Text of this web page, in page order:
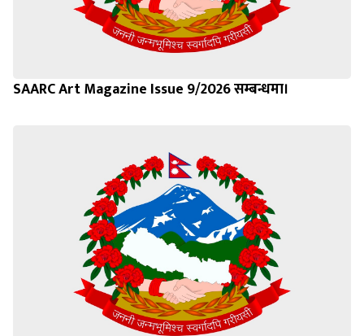
SAARC Art Magazine Issue 9/2026 सम्बन्धमा।